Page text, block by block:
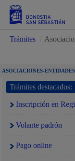
Trámites
ASOCIACIONES-ENTIDADES
Trámites destacados:
Inscripción en
Volante padrón
Pago online